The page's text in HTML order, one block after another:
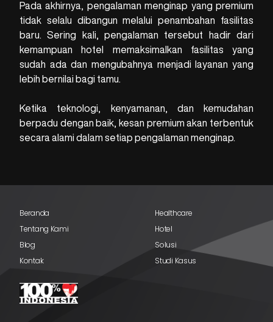
Pada akhirnya, pengalaman menginap yang premium
tidak selalu dibangun melalui penambahan fasilitas
baru. Sering kali, pengalaman tersebut hadir dari
kemampuan hotel memaksimalkan fasilitas yang
sudah ada dan mengubahnya menjadi layanan yang
lebih bernilai bagi tamu.
Ketika teknologi, kenyamanan, dan kemudahan
berpadu dengan baik, kesan premium akan terbentuk
secara alami dalam setiap pengalaman menginap.
Beranda
Tentang Kami
Blog
Kontak
Healthcare
Hotel
Solusi
Studi Kasus